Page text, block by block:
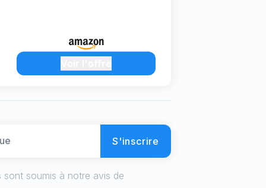
S'inscrire
soumis à notre avis de